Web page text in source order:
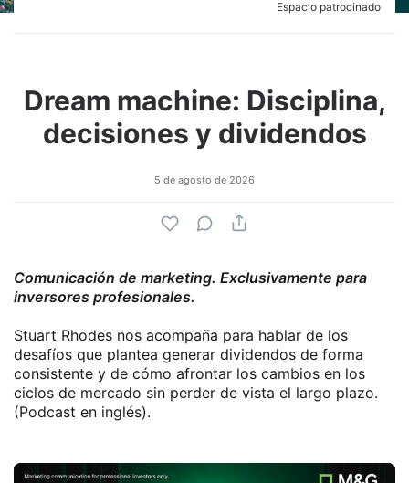
Espacio patrocinado
Dream machine: Disciplina,
decisiones y dividendos
5 de agosto de 2026
Comunicación de marketing. Exclusivamente para
inversores profesionales.
Stuart Rhodes nos acompaña para hablar de los
desafíos que plantea generar dividendos de forma
consistente y de cómo afrontar los cambios en los
ciclos de mercado sin perder de vista el largo plazo.
(Podcast en inglés).